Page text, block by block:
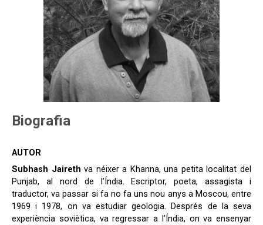
Biografia
AUTOR
Subhash Jaireth va néixer a Khanna, una petita localitat del
Punjab, al nord de l’Índia. Escriptor, poeta, assagista i
traductor, va passar si fa no fa uns nou anys a Moscou, entre
1969 i 1978, on va estudiar geologia. Després de la seva
experiència soviètica, va regressar a l’Índia, on va ensenyar